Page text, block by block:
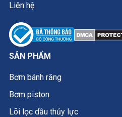
Liên hệ
SẢN PHẨM
Bơm bánh răng
Bơm piston
Lõi lọc dầu thủy lực